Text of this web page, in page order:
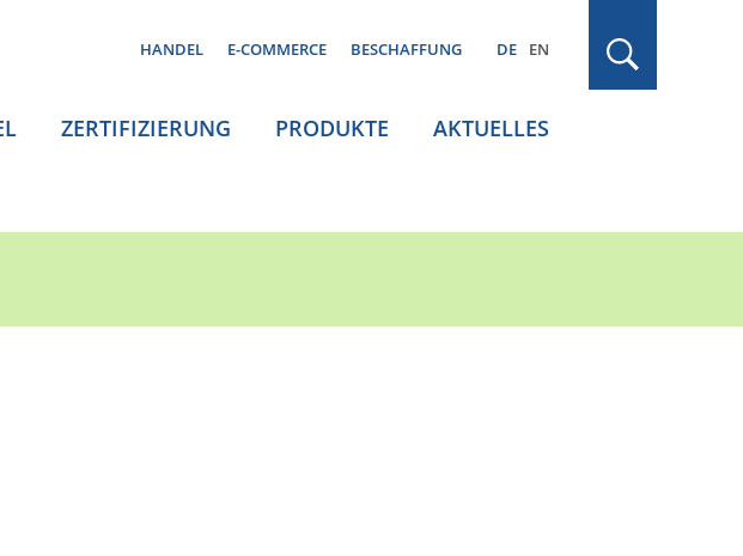
HANDEL E-COMMERCE BESCHAFFUNG DE EN
ZERTIFIZIERUNG PRODUKTE AKTUELLES